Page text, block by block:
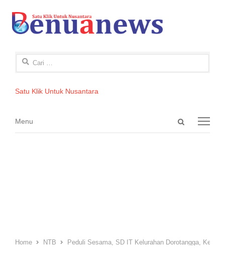
Cari
Satu Klik Untuk Nusantara
Open
Menu
Menu
Home NTB Peduli Sesama, SD IT Kelurahan Dorotangga,